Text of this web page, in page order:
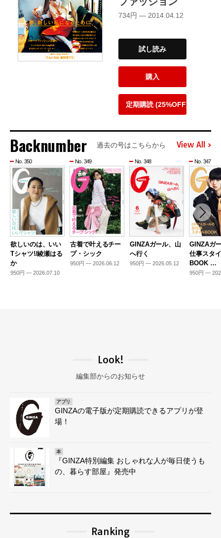
734円 — 2014.04.12
試し読み
購入
定期購読 (25%OFF)
Backnumber 過去の号はこちらから View All
No. 350
欲しいのは、いい
Tシャツ!/綾瀬はる
か
950円 — 2026.07.10
No. 349
古着で叶えるチー
プ・シック
950円 — 2026.06.12
No. 348
GINZAガール、山
へ行く
950円 — 2026.05.12
No. 347
GINZAガ
仕事スタ
BOOK …
950円 —
Look!
編集部からのお知らせ
アプリ
GINZAの電子版が定期購読できるアプリが登
場！
本
『GINZA特別編集 おしゃれな人が毎日使うも
の、暮らす部屋』発売中
Ranking